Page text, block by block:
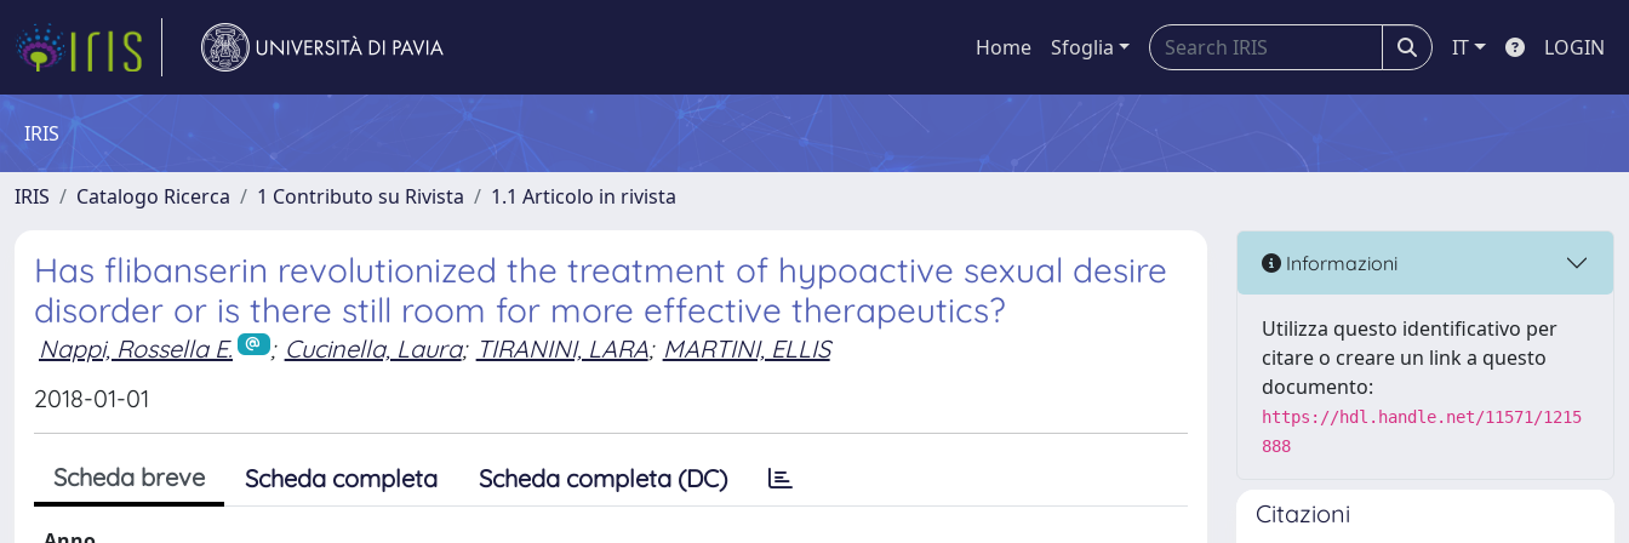
Home Sfoglia IT LOGIN
IRIS
IRIS Catalogo Ricerca 1 Contributo su Rivista 1.1 Articolo in rivista
Has flibanserin revolutionized the treatment of hypoactive sexual desire
disorder or is there still room for more effective therapeutics?
Nappi, Rossella E. ; Cucinella, Laura; TIRANINI, LARA; MARTINI, ELLIS
2018-01-01
Scheda breve Scheda completa Scheda completa (DC)
Informazioni
Utilizza questo identificativo per
citare o creare un link a questo
documento:
https://hdl.handle.net/11571/1215
888
Citazioni